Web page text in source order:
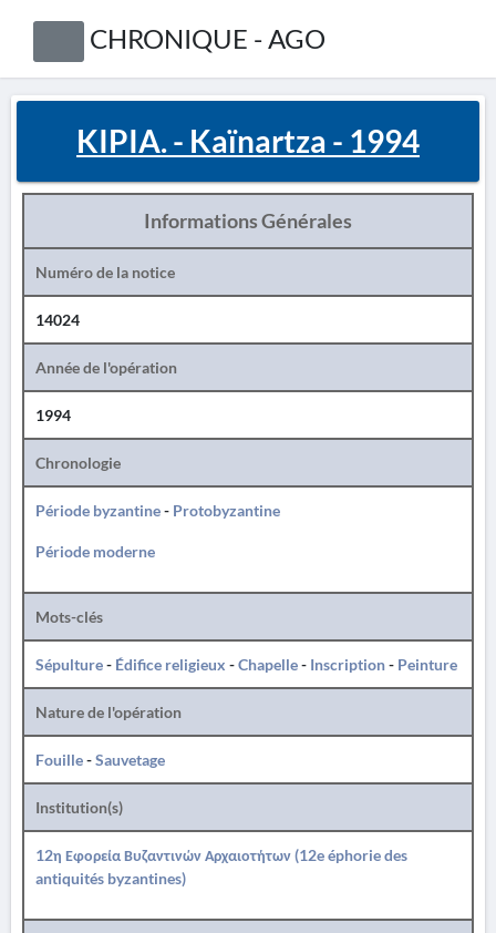
CHRONIQUE - AGO
KIPIA. - Kaïnartza - 1994
Informations Générales
Numéro de la notice
14024
Année de l'opération
1994
Chronologie
Période byzantine- Protobyzantine
Période moderne
Mots-clés
Sépulture- Édifice religieux -Chapelle- Inscription- Peinture
Nature de l'opération
Fouille-Sauvetage
Institution(s)
12η Εφορεία Βυζαντινών Αρχαιοτήτων (12e éphorie des
antiquités byzantines)